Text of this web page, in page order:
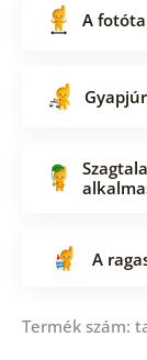
A
A
Termék szám: